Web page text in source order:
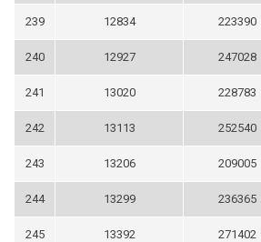
239 12834 223390
240 12927 247028
241 13020 228783
242 13113 252540
243 13206 209005
244 13299 236365
245 13392 271402